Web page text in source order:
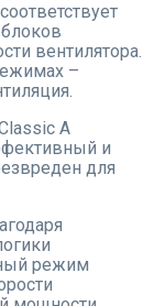
вентилятора.
–
A
и
для
режим